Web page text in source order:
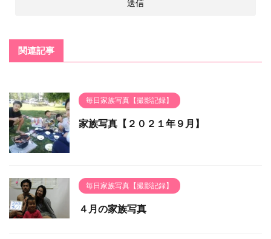
関連記事
毎日家族写真【撮影記録】
家族写真【２０２１年９月】
毎日家族写真【撮影記録】
４月の家族写真